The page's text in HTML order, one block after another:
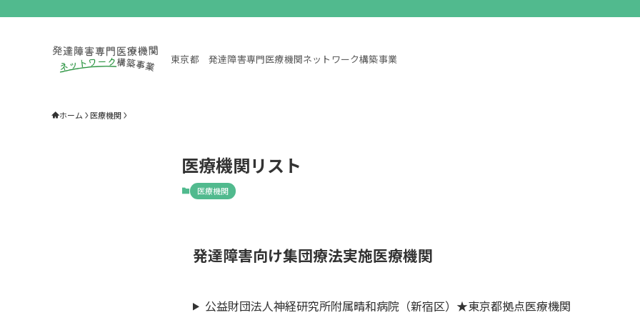
東京都 発達障害専門医療機関ネットワーク構築事業
ホーム 医療機関
医療機関リスト
医療機関
発達障害向け集団療法実施医療機関
公益財団法人神経研究所附属晴和病院（新宿区）★東京都拠点医療機関